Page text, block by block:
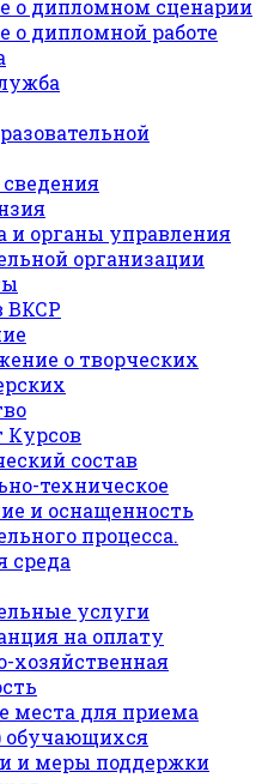
о дипломном сценарии
о дипломной работе
и органы управления
организации
ВКСР
о творческих
Курсов
состав
техническое
и оснащенность
процесса.
среда
услуги
на оплату
хозяйственная
места для приема
обучающихся
и меры поддержки